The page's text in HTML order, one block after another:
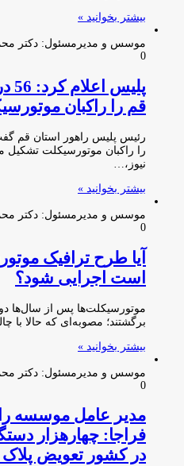
بیشتر بخوانید »
موسس و مدیرمسئول: دکتر
0
قم را راکبان
را راکبان موتورسیکلت
نیوز،…
بیشتر بخوانید »
موسس و مدیرمسئول: دکتر
0
آیا طرح ترافیک
است اجرایی شود؟
موتورسیکلت‌ها پس از سال‌ها
برگشتند؛ مصوبه‌ای که حالا
بیشتر بخوانید »
موسس و مدیرمسئول: دکتر
0
مدیر عامل موسسه
فراجا: چهارهزار
در کشور تعویض